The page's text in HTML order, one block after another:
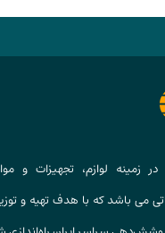
زمینه لوازم، تجهیزات و
می باشد که با هدف تهیه و